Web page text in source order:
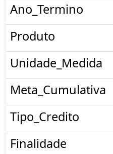
Ano_Termino
Produto
Unidade_Medida
Meta_Cumulativa
Tipo_Credito
Finalidade